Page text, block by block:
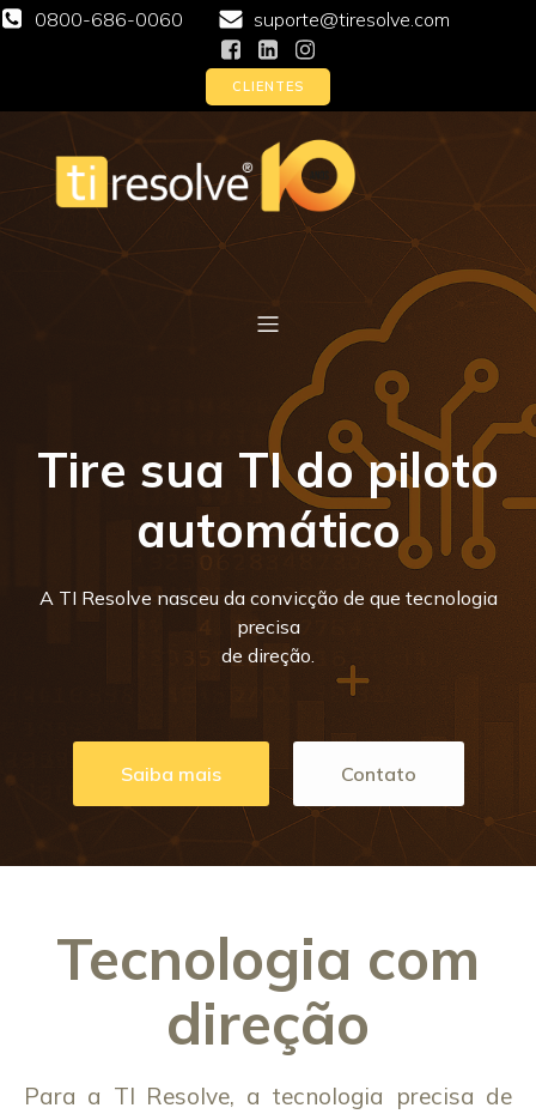
0800-686-0060 suporte@tiresolve.com
CLIENTES
Tire sua TI do piloto
automático
A TI Resolve nasceu da convicção de que tecnologia
precisa
de direção.
Saiba mais Contato
Tecnologia com
direção
Para a TI Resolve, a tecnologia precisa de